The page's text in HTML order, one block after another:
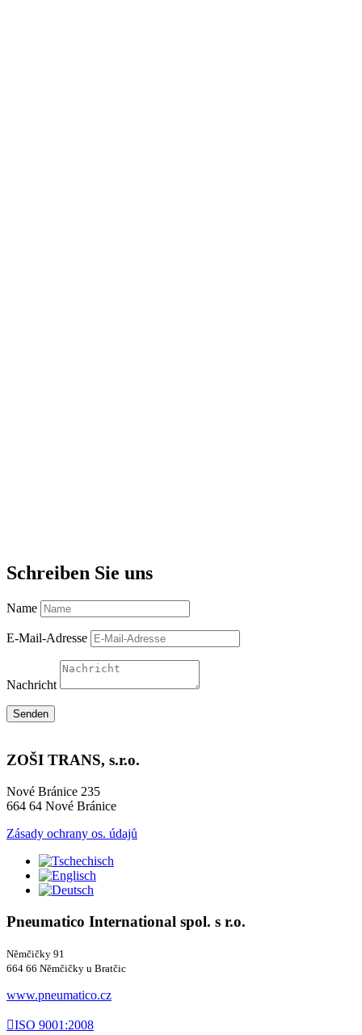
Schreiben Sie uns
Name
E-Mail-Adresse
Nachricht
Senden
ZOŠI TRANS, s.r.o.
Nové Bránice 235
664 64 Nové Bránice
Zásady ochrany os. údajů
Pneumatico International spol. s r.o.
Němčičky 91
664 66 Němčičky u Bratčic
www.pneumatico.cz
ISO 9001:2008